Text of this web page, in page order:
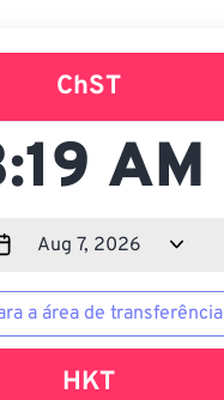
ChST
a área de transferência
HKT